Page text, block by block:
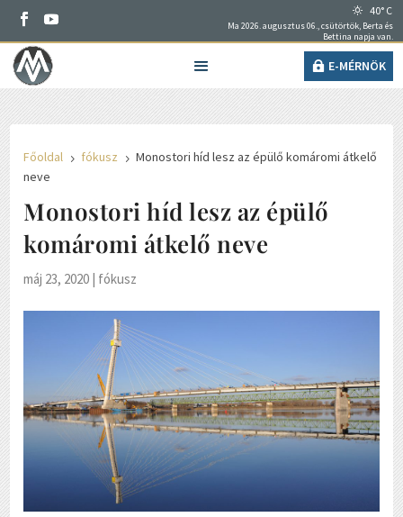
40° C
Ma 2026. augusztus 06., csütörtök, Berta és
Bettina napja van.
E-MÉRNÖK
Főoldal 5 fókusz 5 Monostori híd lesz az épülő komáromi átkelő
neve
Monostori híd lesz az épülő
komáromi átkelő neve
máj 23, 2020 fókusz